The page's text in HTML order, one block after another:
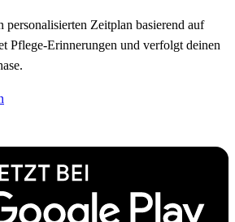
personalisierten Zeitplan basierend auf
Pflege-Erinnerungen und verfolgt deinen